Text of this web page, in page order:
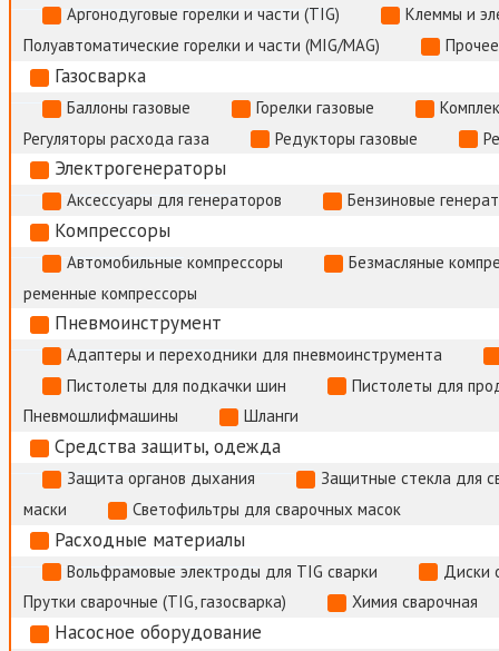
Аргонодуговые горелки и части (TIG)
Клеммы и
Полуавтоматические горелки и части (MIG/MAG)
Газосварка
Баллоны газовые Горелки газовые
Регуляторы расхода газа
Редукторы газовые
Электрогенераторы
Аксессуары для генераторов Бензиновые
Компрессоры
Автомобильные компрессоры
Безмасляные
ременные компрессоры
Пневмоинструмент
Адаптеры и переходники для пневмоинструмента
Пистолеты для подкачки шин
Пистолеты для
Пневмошлифмашины
Шланги
Средства защиты, одежда
Защита органов дыхания
Защитные стекла для
маски
Светофильтры для сварочных масок
Расходные материалы
Вольфрамовые электроды для TIG сварки
Диски
Прутки сварочные (TIG, газосварка)
Химия сварочная
Насосное оборудование